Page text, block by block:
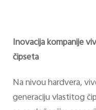
Inovacija kompanije
čipseta
Na nivou hardvera,
generaciju vlastitog